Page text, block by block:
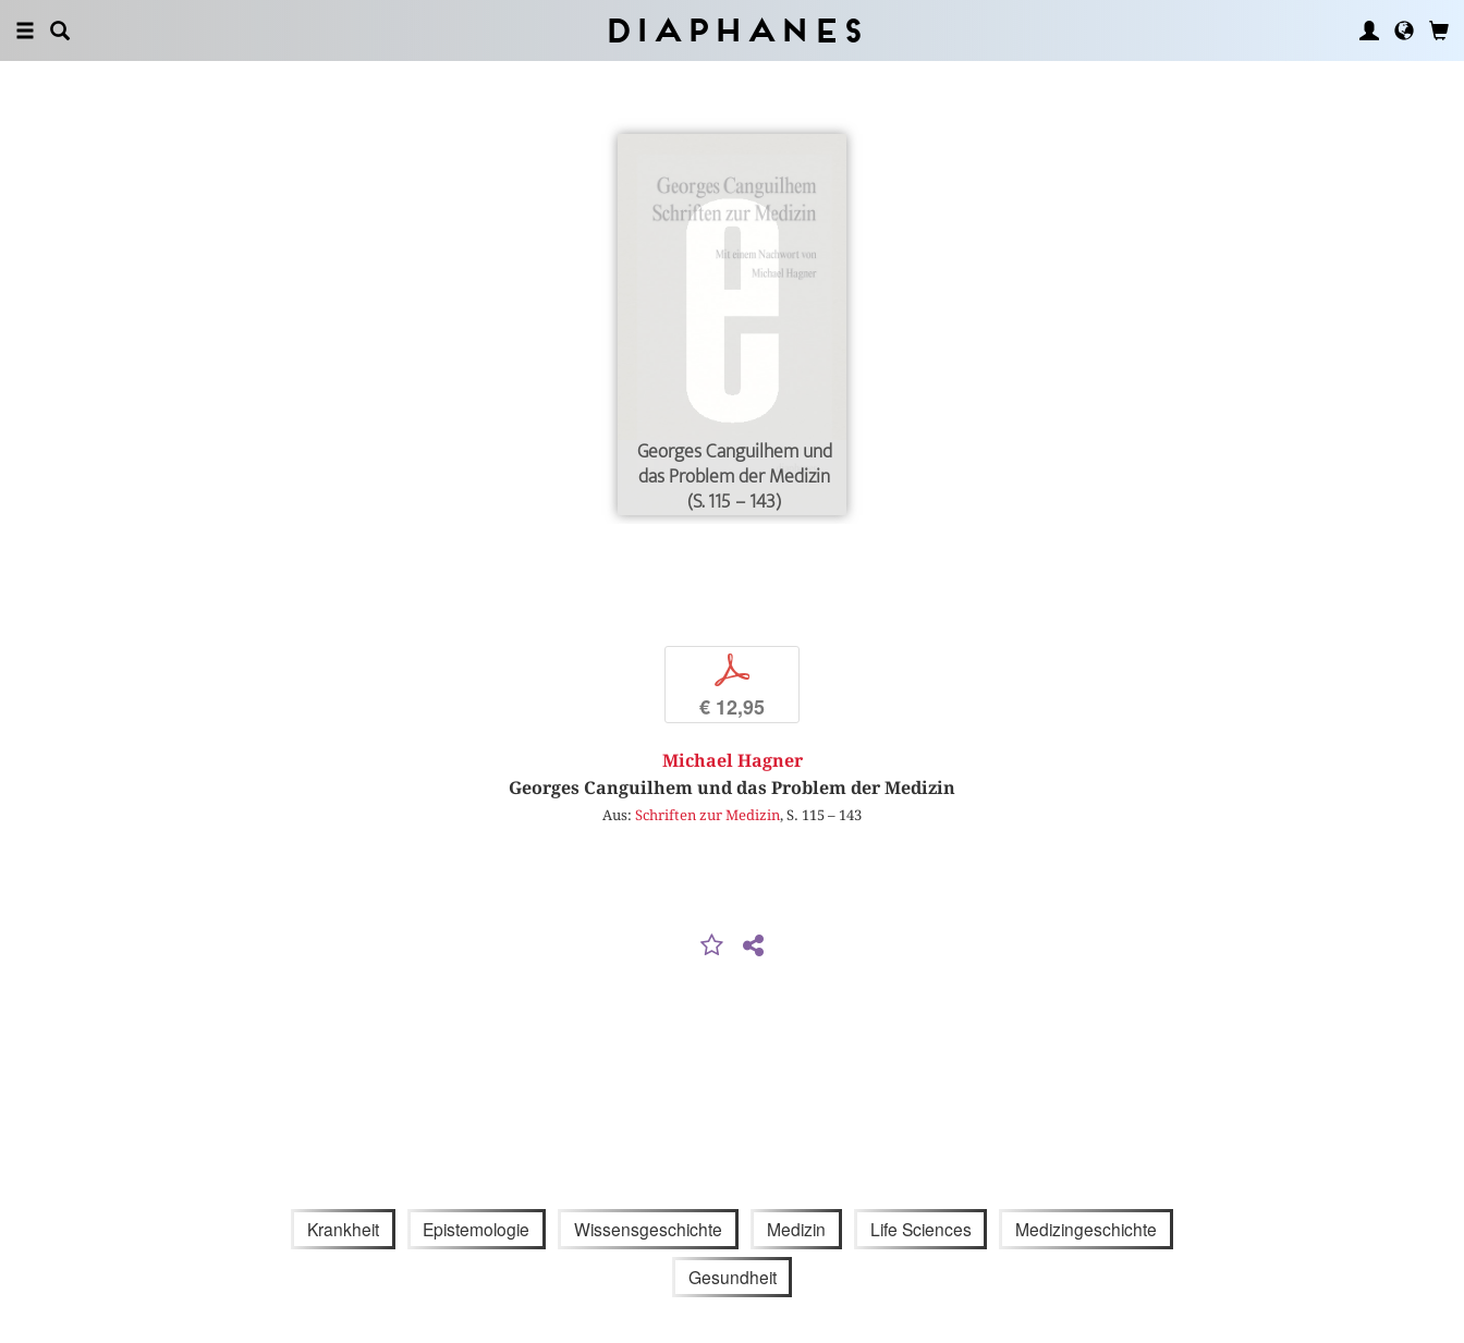
Diaphanes
Georges Canguilhem und
das Problem der Medizin
(S. 115 – 143)
p
€ 12,95
Michael Hagner
Georges Canguilhem und das Problem der Medizin
Aus: Schriften zur Medizin, S. 115 – 143
Krankheit Epistemologie Wissensgeschichte Medizin Life Sciences Medizingeschichte
Gesundheit